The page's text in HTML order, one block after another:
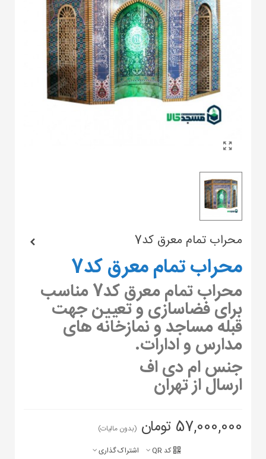
محراب تمام معرق کد7
محراب تمام معرق کد7
محراب تمام معرق کد7 مناسب
برای فضاسازی و تعیین جهت
قبله مساجد و نمازخانه های
مدارس و ادارات.
جنس ام دی اف
ارسال از تهران
57,000,000 تومان
(بدون مالیات)
کد QR
اشتراک گذاری